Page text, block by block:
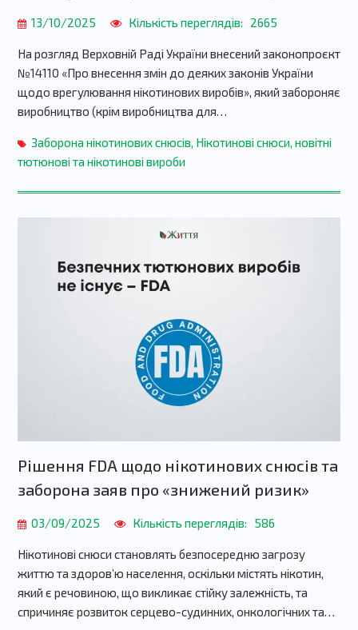
13/10/2025 Кількість переглядів: 2665
На розгляд Верховній Раді України внесений законопроєкт
№14110 «Про внесення змін до деяких законів України
щодо врегулювання нікотинових виробів», який забороняє
виробництво (крім виробництва для…
Заборона нікотинових снюсів Нікотинові снюси новітні
тютюнові та нікотинові вироби
Рішення FDA щодо нікотинових снюсів та
заборона заяв про «знижений ризик»
03/09/2025 Кількість переглядів: 586
Нікотинові снюси становлять безпосередню загрозу
життю та здоров’ю населення, оскільки містять нікотин,
який є речовиною, що викликає стійку залежність, та
спричиняє розвиток серцево-судинних, онкологічних та…